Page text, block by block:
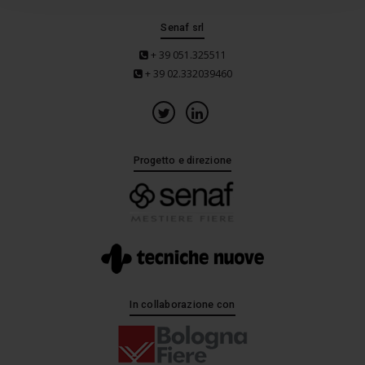
Senaf srl
+ 39 051.325511
+ 39 02.332039460
Progetto e direzione
In collaborazione con